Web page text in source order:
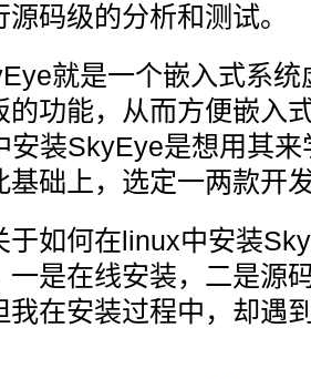
码级的分析和测试。
就是一个嵌入式系
的功能，从而方便嵌入
安装SkyEye是想用其
基础上，选定一两款开
于如何在linux中安装
一是在线安装，二是源
我在安装过程中，却遇